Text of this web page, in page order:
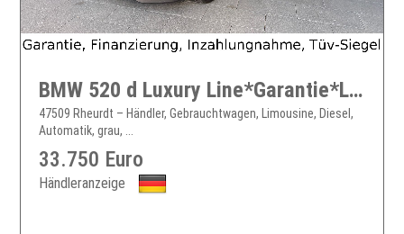
BMW 520 d Luxury Line*Garantie*Laser*Navi*359EUR mtl.
47509 Rheurdt – Händler, Gebrauchtwagen, Limousine, Diesel,
Automatik, grau, ...
33.750 Euro
Händleranzeige